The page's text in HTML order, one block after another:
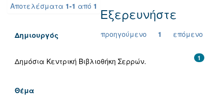
Αποτελέσματα 1-1 από 1
προηγούμενο 1 επόμενο
Εξερευνήστε
Δημιουργός
1
Δημόσια Κεντρική Βιβλιοθήκη Σερρών.
Θέμα